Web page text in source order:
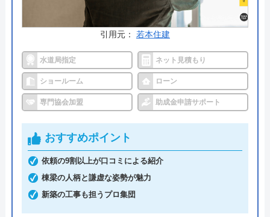
今すぐ電話で相談する
0285-31-0021
受付時間： 10:00～17:00
アイエスリフォーム の基本情報
運営会社 松盛堂株式会社
代表者 石崎篤
創業・設立 昭和51年5月創立
本社所在地
〒323-0820
栃木県小山市西城南3-7-37
引用元： 若本住建
水道局指定 ネット見積もり
ショールーム ローン
専門協会加盟 助成金申請サポート
おすすめポイント
依頼の9割以上が口コミによる紹介
棟梁の人柄と謙虚な姿勢が魅力
新築の工事も担うプロ集団